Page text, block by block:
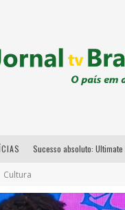
Cultura